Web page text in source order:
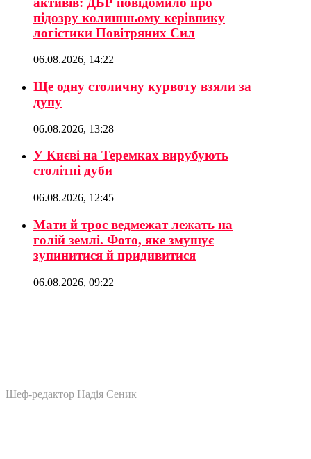
підозру колишньому керівнику
логістики Повітряних Сил
06.08.2026, 14:22
Ще одну столичну курвоту взяли за
дупу
06.08.2026, 13:28
У Києві на Теремках вирубують
столітні дуби
06.08.2026, 12:45
Мати й троє ведмежат лежать на
голій землі. Фото, яке змушує
зупинитися й придивитися
06.08.2026, 09:22
Шеф-редактор Надія Сеник